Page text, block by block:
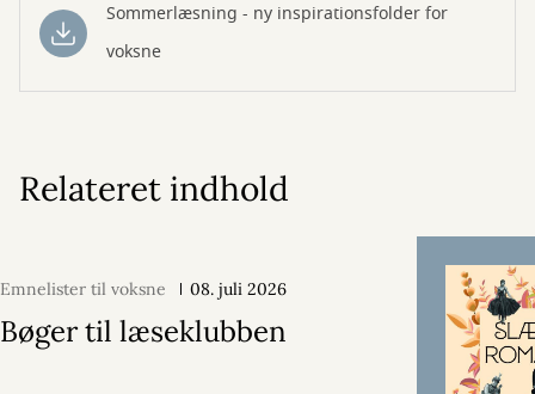
Sommerlæsning - ny inspirationsfolder for
voksne
Relateret indhold
Emnelister til voksne 08. juli 2026
Bøger til læseklubben